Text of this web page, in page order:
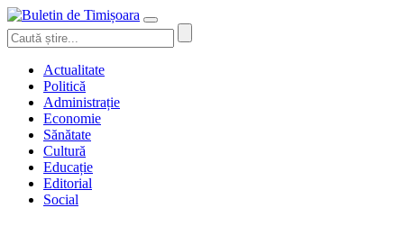
Actualitate
Politică
Administrație
Economie
Sănătate
Cultură
Educație
Editorial
Social